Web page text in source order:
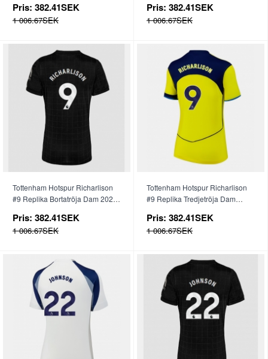
Pris: 382.41SEK
1 006.67SEK
Pris: 382.41SEK
1 006.67SEK
Tottenham Hotspur Richarlison
#9 Replika Bortatröja Dam 2025-
Pris: 382.41SEK
1 006.67SEK
Tottenham Hotspur Richarlison
#9 Replika Tredjetröja Dam
Pris: 382.41SEK
1 006.67SEK